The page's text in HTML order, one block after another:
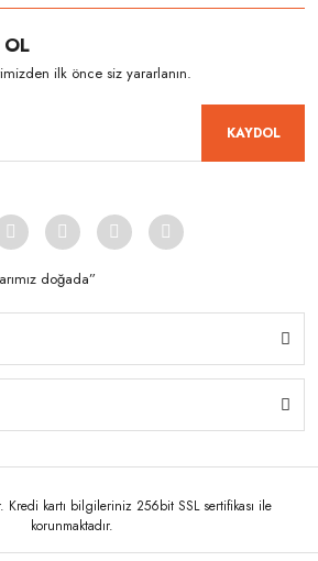
OL
ilk önce siz yararlanın.
KAYDOL
doğada”
Kredi kartı bilgileriniz 256bit SSL sertifikası ile
korunmaktadır.